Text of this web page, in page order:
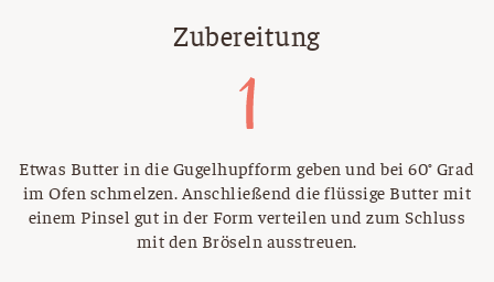
Zubereitung
Etwas Butter in die Gugelhupfform geben und bei 60° Grad
im Ofen schmelzen. Anschließend die flüssige Butter mit
einem Pinsel gut in der Form verteilen und zum Schluss
mit den Bröseln ausstreuen.